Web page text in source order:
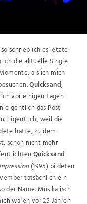
schrieb ich es letzte
ich die aktuelle Single
als ich mich
Quicksand,
vor einigen Tagen
eigentlich das Post-
Eigentlich, weil die
hatte, zu dem
schon nicht mehr
Quicksand
(1995) bildeten
tatsächlich ein
der Name. Musikalisch
waren vor 25 Jahren